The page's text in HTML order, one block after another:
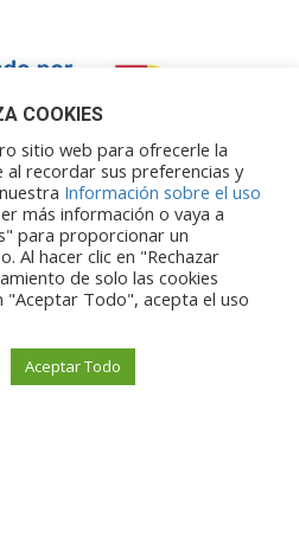
– NextGenerationEU. Sin
y las
los del autor o autores y
de
Europea. Ni la Unión Europea ni
las mismas.
COOKIES
sitio web para ofrecerle la
al recordar sus preferencias y
Información sobre el uso
más información o vaya a
para proporcionar un
Al hacer clic en "Rechazar
de solo las cookies
"Aceptar Todo", acepta el uso
Aceptar Todo